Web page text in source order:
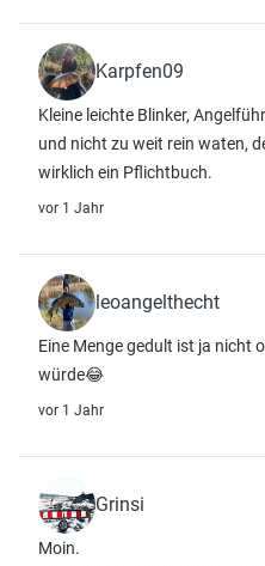
Karpfen09
Kleine leichte Blinker,
und nicht zu weit rein waten,
wirklich ein Pflichtbuch.
vor 1 Jahr
leoangelthecht
Eine Menge gedult ist ja nicht
würde😂
vor 1 Jahr
Grinsi
Moin.